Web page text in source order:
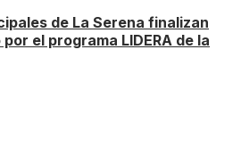
de La Serena finalizan
el programa LIDERA de la